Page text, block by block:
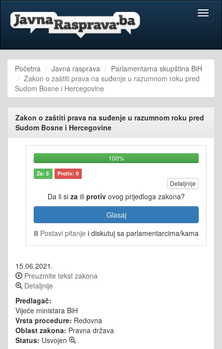
Početna Javna rasprava
Parlamentarna skupština BiH
Zakon o zaštiti prava na suđenje u razumnom roku pred
Sudom Bosne i Hercegovine
Zakon o zaštiti prava na suđenje u razumnom roku pred
Sudom Bosne i Hercegovine
100%
Za: 5 Protiv: 0
Detaljnije
Da li si za ili protiv ovog prijedloga zakona?
Glasaj
ili Postavi pitanje i diskutuj sa parlamentarcima/kama
15.06.2021.
Preuzmite tekst zakona
Detaljnije
Predlagač:
Vijeće ministara BiH
Vrsta procedure: Redovna
Oblast zakona: Pravna država
Status: Usvojen